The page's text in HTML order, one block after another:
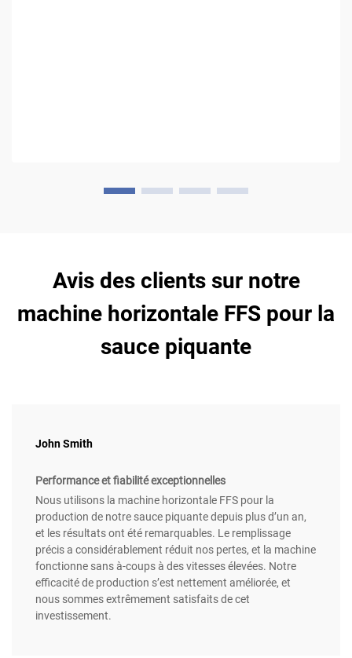
Avis des clients sur notre
machine horizontale FFS pour la
sauce piquante
John Smith
Performance et fiabilité exceptionnelles
Nous utilisons la machine horizontale FFS pour la
production de notre sauce piquante depuis plus d’un an,
et les résultats ont été remarquables. Le remplissage
précis a considérablement réduit nos pertes, et la machine
fonctionne sans à-coups à des vitesses élevées. Notre
efficacité de production s’est nettement améliorée, et
nous sommes extrêmement satisfaits de cet
investissement.